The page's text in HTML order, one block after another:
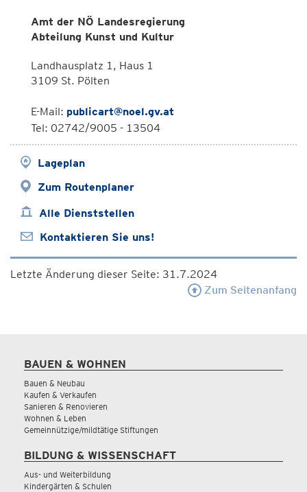
Amt der NÖ Landesregierung
Abteilung Kunst und Kultur
Landhausplatz 1, Haus 1
3109 St. Pölten
E-Mail: publicart@noel.gv.at
Tel: 02742/9005 - 13504
Lageplan
Zum Routenplaner
Alle Dienststellen
Kontaktieren Sie uns!
Letzte Änderung dieser Seite: 31.7.2024
Zum Seitenanfang
BAUEN & WOHNEN
Bauen & Neubau
Kaufen & Verkaufen
Sanieren & Renovieren
Wohnen & Leben
Gemeinnützige/mildtätige Stiftungen
BILDUNG & WISSENSCHAFT
Aus- und Weiterbildung
Kindergärten & Schulen